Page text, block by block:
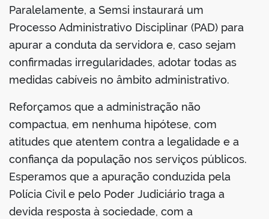
Paralelamente, a Semsi instaurará um
Processo Administrativo Disciplinar (PAD) para
apurar a conduta da servidora e, caso sejam
confirmadas irregularidades, adotar todas as
medidas cabíveis no âmbito administrativo.
Reforçamos que a administração não
compactua, em nenhuma hipótese, com
atitudes que atentem contra a legalidade e a
confiança da população nos serviços públicos.
Esperamos que a apuração conduzida pela
Polícia Civil e pelo Poder Judiciário traga a
devida resposta à sociedade, com a